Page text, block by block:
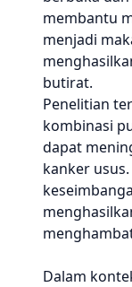
membantu
menjadi
butirat.
Penelitian
kombinasi
dapat
kanker
Dalam